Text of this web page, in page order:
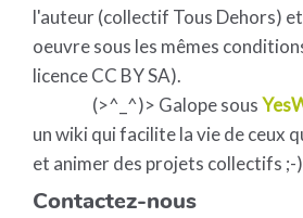
l'auteur (collectif Tous Dehors)
oeuvre sous les mêmes
licence CC BY SA).
(>^_^)> Galope sous
un wiki qui facilite la vie de ceux
et animer des projets collectifs ;-
Contactez-nous